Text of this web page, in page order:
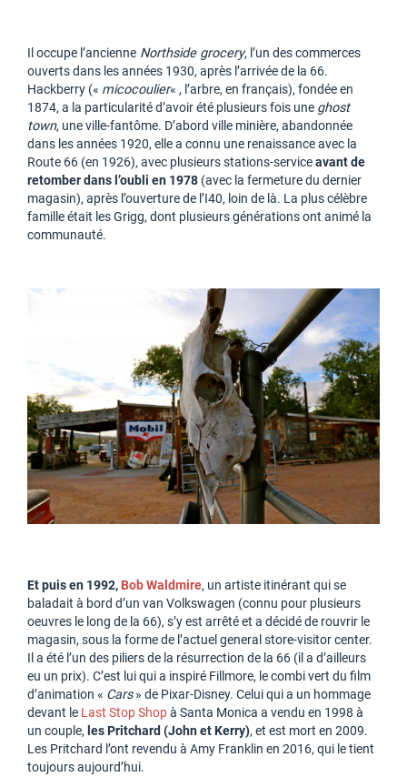
Il occupe l’ancienne Northside grocery, l’un des commerces
ouverts dans les années 1930, après l’arrivée de la 66.
Hackberry (« micocoulier« , l’arbre, en français), fondée en
1874, a la particularité d’avoir été plusieurs fois une ghost
town, une ville-fantôme. D’abord ville minière, abandonnée
dans les années 1920, elle a connu une renaissance avec la
Route 66 (en 1926), avec plusieurs stations-serviceavant de
retomber dans l’oubli en 1978 (avec la fermeture du dernier
magasin), après l’ouverture de l’I40, loin de là. La plus célèbre
famille était les Grigg, dont plusieurs générations ont animé la
communauté.
Et puis en 1992, Bob Waldmire, un artiste itinérant qui se
baladait à bord d’un van Volkswagen (connu pour plusieurs
oeuvres le long de la 66), s’y est arrêté et a décidé de rouvrir le
magasin, sous la forme de l’actuel general store-visitor center.
Il a été l’un des piliers de la résurrection de la 66 (il a d’ailleurs
eu un prix). C’est lui qui a inspiré Fillmore, le combi vert du film
d’animation « Cars» de Pixar-Disney. Celui qui a un hommage
devant le Last Stop Shopà Santa Monica a vendu en 1998 à
un couple, les Pritchard (John et Kerry), et est mort en 2009.
Les Pritchard l’ont revendu à Amy Franklin en 2016, qui le tient
toujours aujourd’hui.